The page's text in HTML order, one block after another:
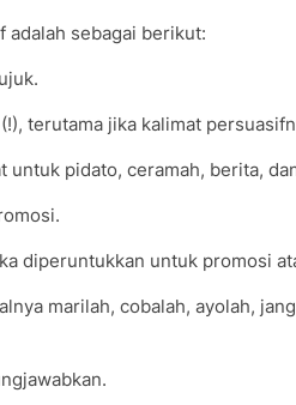
sebagai berikut:
terutama jika kalimat
pidato, ceramah, berita,
diperuntukkan untuk promosi
marilah, cobalah, ayolah,